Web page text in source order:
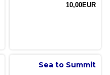
10,00EUR
Sea to Summit